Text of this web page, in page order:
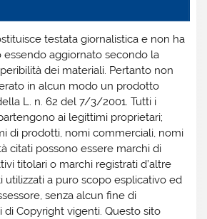
testata giornalistica e non ha
essendo aggiornato secondo la
dei materiali. Pertanto non
in alcun modo un prodotto
L. n. 62 del 7/3/2001. Tutti i
ai legittimi proprietari;
di prodotti, nomi commerciali, nomi
citati possono essere marchi di
titolari o marchi registrati d’altre
utilizzati a puro scopo esplicativo ed
senza alcun fine di
di Copyright vigenti. Questo sito